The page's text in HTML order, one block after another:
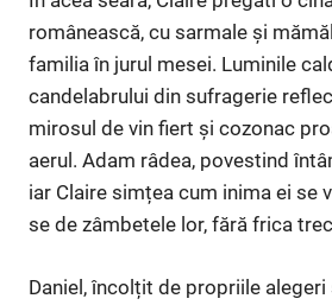
românească, cu sarmale și
familia în jurul mesei. Luminile
candelabrului din sufragerie
mirosul de vin fiert și cozonac
aerul. Adam râdea, povestind
iar Claire simțea cum inima ei se
se de zâmbetele lor, fără frica
Daniel, încolțit de propriile